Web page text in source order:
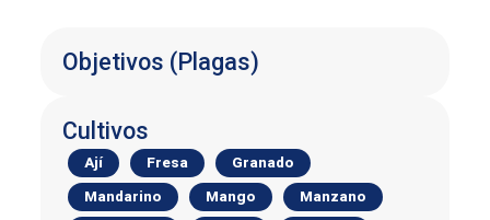
Objetivos (Plagas)
Cultivos
Ají Fresa Granado
Mandarino Mango Manzano